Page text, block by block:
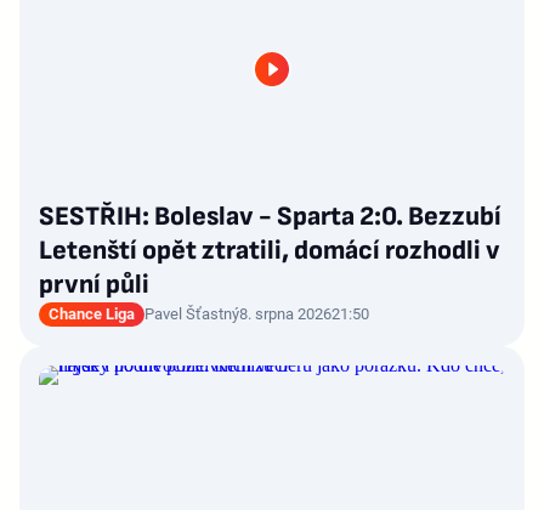
SESTŘIH: Boleslav - Sparta 2:0. Bezzubí
Letenští opět ztratili, domácí rozhodli v
první půli
Chance Liga Pavel Šťastný8. srpna 202621:50